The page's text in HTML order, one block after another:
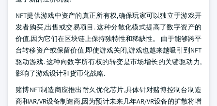
NFT提供游戏中资产的真正所有权,确保玩家可以独立于游戏开
发者购买,出售或交易项目. 这种分散化模式提高了数字资产的
价值,因为它们在区块链上保持独特性和稀缺性。 由于能够跨平
台转移资产或保留价值,即使游戏关闭,游戏也越来越吸引到NFT
驱动游戏. 这种向数字所有权的转变是市场增长的关键驱动力,
影响了游戏设计和货币化战略.
赌博NFT制造商应推出耐久优化芯片,具体针对赌博控制台制造
商和AR/VR设备制造商,因为预计未来几年AR/VR设备的扩散将增